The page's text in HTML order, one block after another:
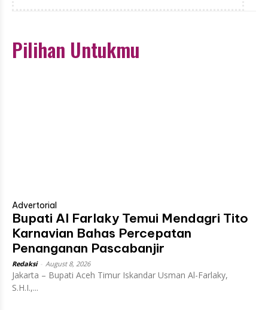
Pilihan Untukmu
Advertorial
Bupati Al Farlaky Temui Mendagri Tito
Karnavian Bahas Percepatan
Penanganan Pascabanjir
Redaksi August 8, 2026
Jakarta – Bupati Aceh Timur Iskandar Usman Al-Farlaky,
S.H.I.,...